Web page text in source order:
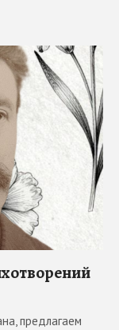
предлагаем